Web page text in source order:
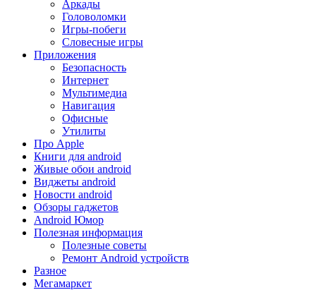
Аркады
Головоломки
Игры-побеги
Словесные игры
Приложения
Безопасность
Интернет
Мультимедиа
Навигация
Офисные
Утилиты
Про Apple
Книги для android
Живые обои android
Виджеты android
Новости android
Обзоры гаджетов
Android Юмор
Полезная информация
Полезные советы
Ремонт Android устройств
Разное
Мегамаркет